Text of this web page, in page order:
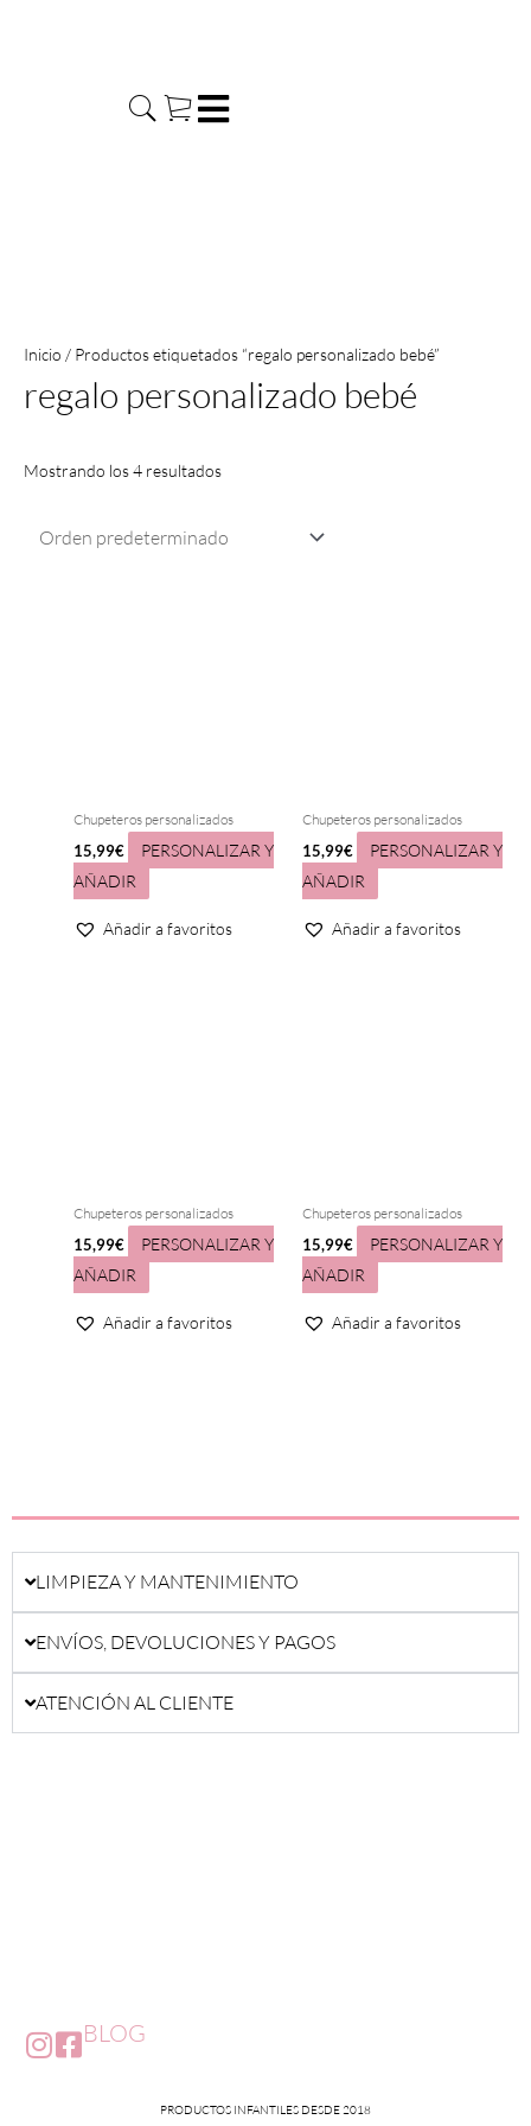
Inicio / Productos etiquetados “regalo personalizado bebé”
regalo personalizado bebé
Mostrando los 4 resultados
Chupeteros personalizados
15,99€
PERSONALIZAR Y
AÑADIR
Añadir a favoritos
Chupeteros personalizados
15,99€
PERSONALIZAR Y
AÑADIR
Añadir a favoritos
Chupeteros personalizados
15,99€
PERSONALIZAR Y
AÑADIR
Añadir a favoritos
Chupeteros personalizados
15,99€
PERSONALIZAR Y
AÑADIR
Añadir a favoritos
LIMPIEZA Y MANTENIMIENTO
ENVÍOS, DEVOLUCIONES Y PAGOS
ATENCIÓN AL CLIENTE
BLOG
PRODUCTOS INFANTILES DESDE 2018